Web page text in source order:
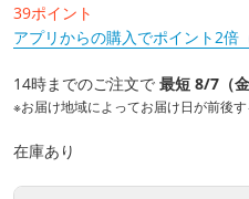
39ポイント
アプリからの購入でポイント2倍
14時までのご注文で 最短 8/7（金
※お届け地域によってお届け日が前後す
在庫あり